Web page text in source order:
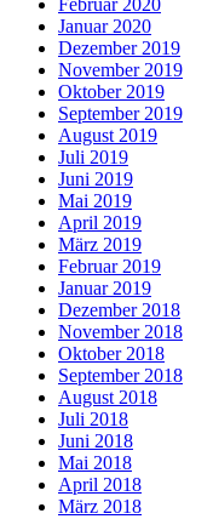
Februar 2020
Januar 2020
Dezember 2019
November 2019
Oktober 2019
September 2019
August 2019
Juli 2019
Juni 2019
Mai 2019
April 2019
März 2019
Februar 2019
Januar 2019
Dezember 2018
November 2018
Oktober 2018
September 2018
August 2018
Juli 2018
Juni 2018
Mai 2018
April 2018
März 2018